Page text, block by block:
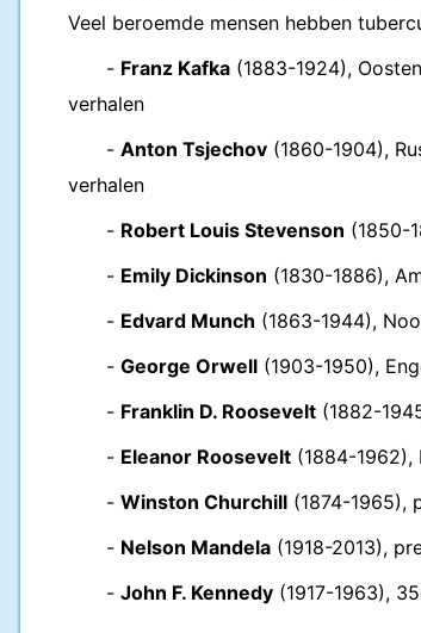
Veel beroemde mensen hebben
- Franz Kafka (1883-1924),
verhalen
- Anton Tsjechov (1860-1904),
verhalen
- Robert Louis Stevenson (1850-
- Emily Dickinson (1830-1886),
- Edvard Munch (1863-1944),
- George Orwell (1903-1950),
- Franklin D. Roosevelt (1882-
- Eleanor Roosevelt (1884-1962),
- Winston Churchill (1874-1965),
- Nelson Mandela (1918-2013),
- John F. Kennedy (1917-1963),